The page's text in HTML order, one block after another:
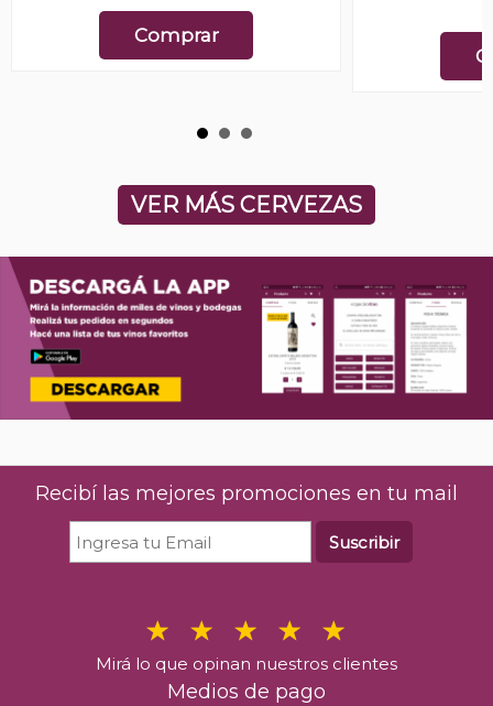
Comprar
VER MÁS CERVEZAS
Recibí las mejores promociones en tu mail
Suscribir
Mirá lo que opinan nuestros clientes
Medios de pago